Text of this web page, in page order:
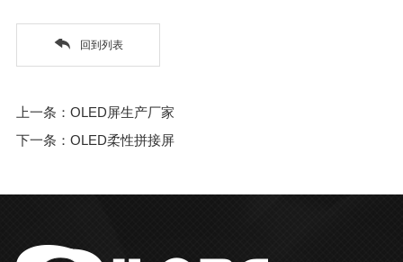
回到列表
上一条：OLED屏生产厂家
下一条：OLED柔性拼接屏